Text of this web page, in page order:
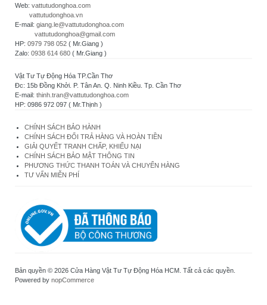
Web: vattutudonghoa.com
vattutudonghoa.vn
E-mail: giang.le@vattutudonghoa.com
vattutudonghoa@gmail.com
HP: 0979 798 052 ( Mr.Giang )
Zalo: 0938 614 680 ( Mr.Giang )
Vật Tư Tự Động Hóa TP.Cần Thơ
Đc: 15b Đồng Khởi. P. Tân An. Q. Ninh Kiều. Tp. Cần Thơ
E-mail: thinh.tran@vattutudonghoa.com
HP: 0986 972 097 ( Mr.Thịnh )
CHÍNH SÁCH BẢO HÀNH
CHÍNH SÁCH ĐỔI TRẢ HÀNG VÀ HOÀN TIỀN
GIẢI QUYẾT TRANH CHẤP, KHIẾU NẠI
CHÍNH SÁCH BẢO MẬT THÔNG TIN
PHƯƠNG THỨC THANH TOÁN VÀ CHUYỂN HÀNG
TƯ VẤN MIỄN PHÍ
Bản quyền © 2026 Cửa Hàng Vật Tư Tự Động Hóa HCM. Tất cả các quyền.
Powered by nopCommerce